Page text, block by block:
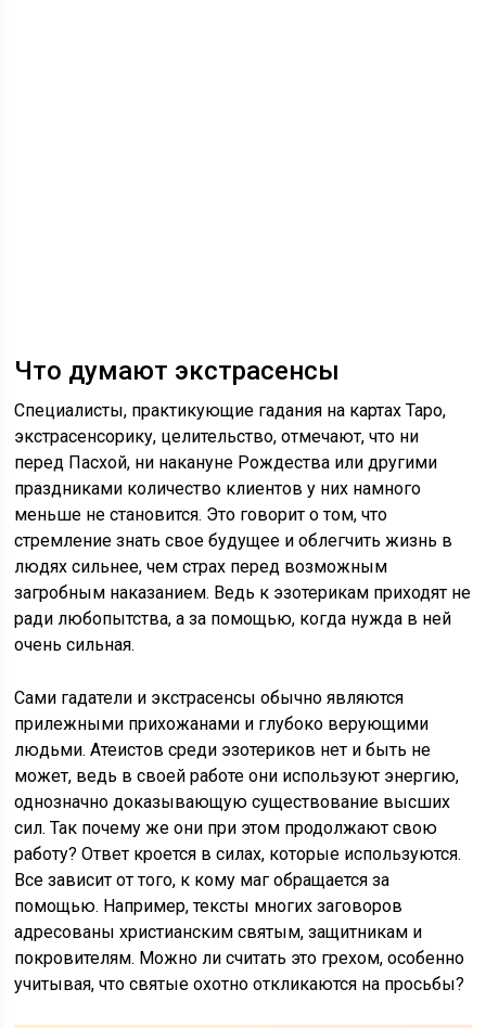
Что думают экстрасенсы
Специалисты, практикующие гадания на картах Таро,
экстрасенсорику, целительство, отмечают, что ни
перед Пасхой, ни накануне Рождества или другими
праздниками количество клиентов у них намного
меньше не становится. Это говорит о том, что
стремление знать свое будущее и облегчить жизнь в
людях сильнее, чем страх перед возможным
загробным наказанием. Ведь к эзотерикам приходят не
ради любопытства, а за помощью, когда нужда в ней
очень сильная.
Сами гадатели и экстрасенсы обычно являются
прилежными прихожанами и глубоко верующими
людьми. Атеистов среди эзотериков нет и быть не
может, ведь в своей работе они используют энергию,
однозначно доказывающую существование высших
сил. Так почему же они при этом продолжают свою
работу? Ответ кроется в силах, которые используются.
Все зависит от того, к кому маг обращается за
помощью. Например, тексты многих заговоров
адресованы христианским святым, защитникам и
покровителям. Можно ли считать это грехом, особенно
учитывая, что святые охотно откликаются на просьбы?